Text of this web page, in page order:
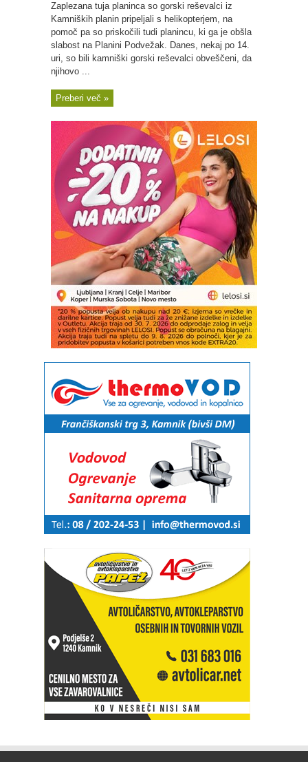
Zaplezana tuja planinca so gorski reševalci iz
Kamniških planin pripeljali s helikopterjem, na
pomoč pa so priskočili tudi planincu, ki ga je obšla
slabost na Planini Podvežak. Danes, nekaj po 14.
uri, so bili kamniški gorski reševalci obveščeni, da
njihovo ...
Preberi več »